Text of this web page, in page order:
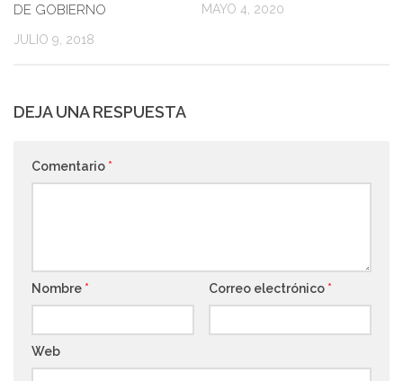
DE GOBIERNO
JULIO 9, 2018
MAYO 4, 2020
DEJA UNA RESPUESTA
Comentario *
Nombre * Correo electrónico *
Web